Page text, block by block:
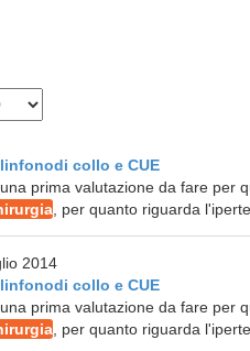
collo e CUE
prima valutazione da fare per
, per quanto riguarda
2014
collo e CUE
prima valutazione da fare per
, per quanto riguarda